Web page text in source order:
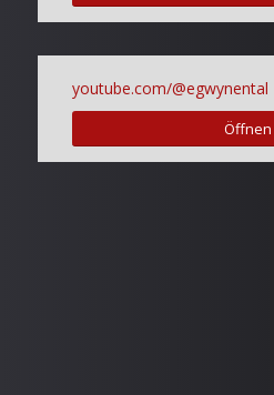
youtube.com/@egwynental
Öffnen